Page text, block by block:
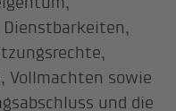
Vollmachten sowie
und die